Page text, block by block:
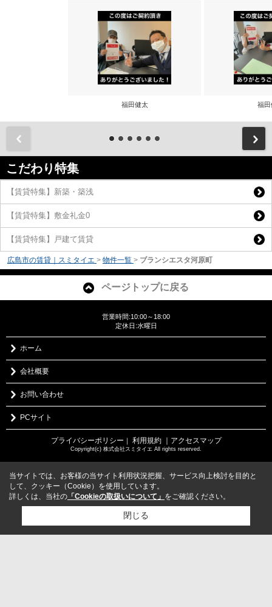
福田健太 福田
こだわり特集
【賃貸特集】新築・築浅
【賃貸特集】敷金礼金0
【賃貸特集】戸建て賃貸
広島市の賃貸｜スミタイエ > 物件一覧 > ブランシエスタ河原町
ページトップに戻る
営業時間:10:00～18:00
定休日:水曜日
ホーム
会社概要
お問い合わせ
PCサイト
プライバシーポリシー 利用規約 ｜アクセスマップ
Copyright(c) 株式会社スミタイエ All rights reserved.
当サイトでは、お客様の当サイト利用状況把握、サービス向上検討を目的と
して、クッキー（Cookie）を使用しています。
詳しくは、当社の 「Cookieの取扱いについて」 をご確認ください。
閉じる